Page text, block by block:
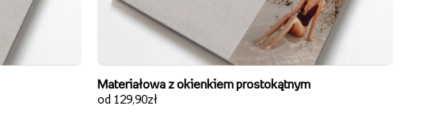
Materiałowa z okienkiem prostokątnym
od 129,90zł